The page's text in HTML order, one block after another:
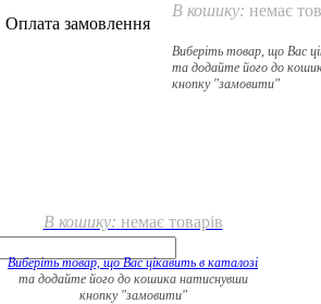
В кошику: немає
Виберіть товар, що Вас
та додайте його до
кнопку "замовити"
Оплата замовлення
В кошику: немає товарів
Виберіть товар, що Вас цікавить в каталозі
та додайте його до кошика натиснувши
кнопку "замовити"